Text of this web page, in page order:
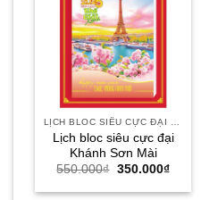
Lịch bloc siêu cực đại
Khánh Sơn Mài
550.000₫ Giá
là:
350.000₫Giá
tại